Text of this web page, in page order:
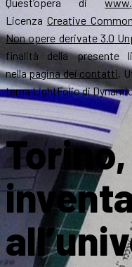
Licenza Creative
Non opere derivate 3.0
finalità della presente
nellapagina dei contatti.
tema LightFolio di